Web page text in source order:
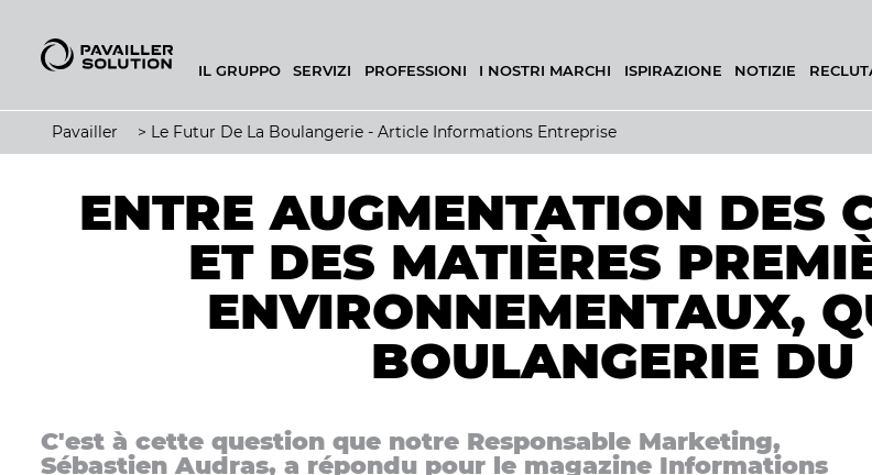
IL GRUPPO SERVIZI PROFESSIONI I NOSTRI MARCHI ISPIRAZIONE NOTIZIE
Pavailler > Le Futur De La Boulangerie - Article Informations Entreprise
ENTRE AUGMENTATION DES
ET DES MATIÈRES
ENVIRONNEMENTAUX,
BOULANGERIE DU
C'est à cette question que notre Responsable Marketing,
Sébastien Audras, a répondu pour le magazine Informations